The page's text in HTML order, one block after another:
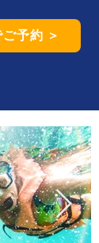
予約 ＞